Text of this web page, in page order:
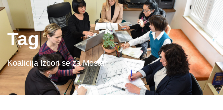
Tag
Koalicija Izbori se za Mostar